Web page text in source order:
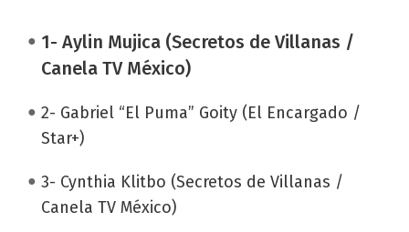
1- Aylin Mujica (Secretos de Villanas /
Canela TV México)
2- Gabriel “El Puma” Goity (El Encargado /
Star+)
3- Cynthia Klitbo (Secretos de Villanas /
Canela TV México)